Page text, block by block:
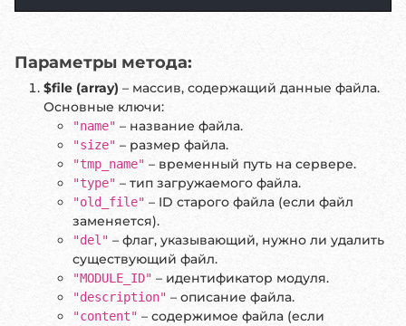
Параметры метода:
$file (array) – массив, содержащий данные файла.
Основные ключи:
"name" – название файла.
"size" – размер файла.
"tmp_name" – временный путь на сервере.
"type" – тип загружаемого файла.
"old_file" – ID старого файла (если файл
заменяется).
"del" – флаг, указывающий, нужно ли удалить
существующий файл.
"MODULE_ID" – идентификатор модуля.
"description" – описание файла.
"content" – содержимое файла (если